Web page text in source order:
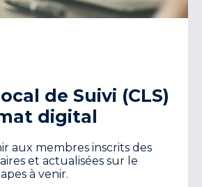
de Suivi (CLS)
digital
aux membres inscrits des
et actualisées sur le
à venir.